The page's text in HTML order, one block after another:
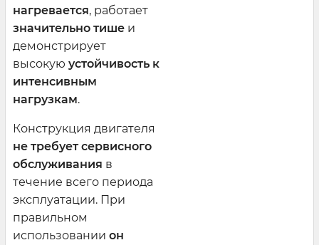
нагревается, работает
значительно тише и
демонстрирует
высокую устойчивость к
интенсивным
нагрузкам.
Конструкция двигателя
не требует сервисного
обслуживания в
течение всего периода
эксплуатации. При
правильном
использовании он